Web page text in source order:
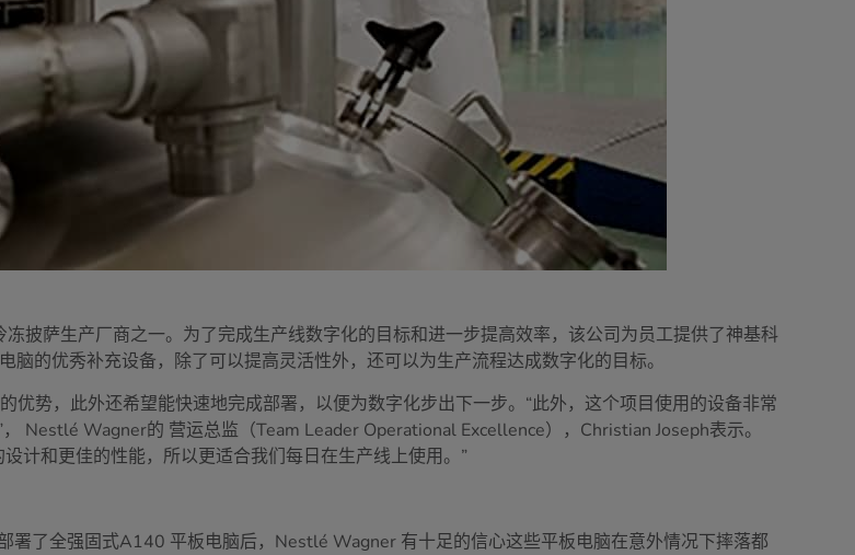
披萨生产厂商之一。为了完成生产线数字化的目标和进一步提高效率，该公司为员工提供了神基科
的优秀补充设备，除了可以提高灵活性外，还可以为生产流程达成数字化的目标。
势，此外还希望能快速地完成部署，以便为数字化步出下一步。“此外，这个项目使用的设备非常
Nestlé Wagner的 营运总监（Team Leader Operational Excellence），Christian Joseph表示。
计和更佳的性能，所以更适合我们每日在生产线上使用。”
署了全强固式A140 平板电脑后，Nestlé Wagner 有十足的信心这些平板电脑在意外情况下摔落都